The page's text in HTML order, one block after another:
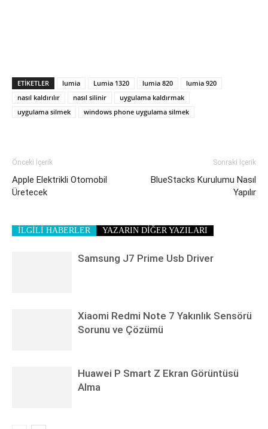
ETIKETLER lumia Lumia 1320 lumia 820
lumia 920
nasıl kaldırılır
nasıl silinir
uygulama kaldırmak
uygulama silmek
windows phone uygulama silmek
Önceki İçerik
Apple Elektrikli Otomobil
Üretecek
Sonraki İçerik
BlueStacks Kurulumu Nasıl
Yapılır
İLGİLİ HABERLER YAZARIN DİĞER YAZILARI
Samsung J7 Prime Usb Driver
Xiaomi Redmi Note 7 Yakınlık Sensörü
Sorunu ve Çözümü
Huawei P Smart Z Ekran Görüntüsü
Alma